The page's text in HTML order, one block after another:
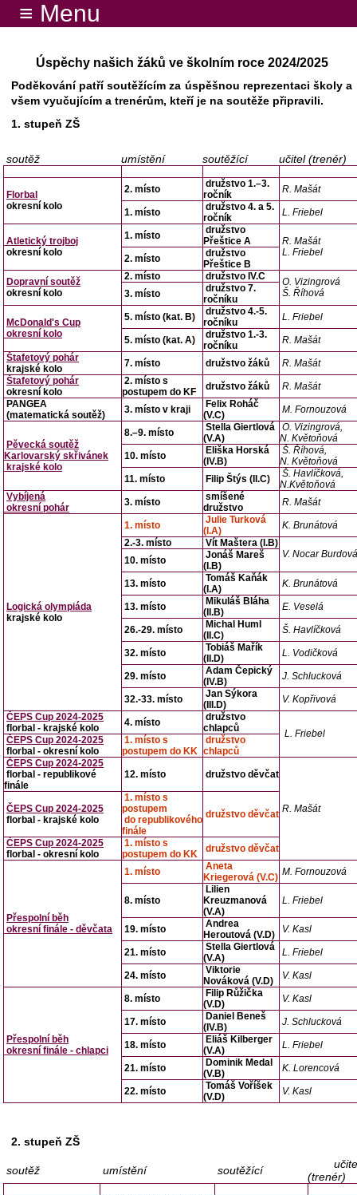
≡ Menu
Úspěchy našich žáků ve školním roce 2024/2025
Poděkování patří soutěžícím za úspěšnou reprezentaci školy a
všem vyučujícím a trenérům, kteří je na soutěže připravili.
1. stupeň ZŠ
soutěž umístění soutěžící učitel (trenér)
Florbal
okresní kolo
2. místo
družstvo 1.–3.
ročník
R. Mašát
1. místo
družstvo 4. a 5.
ročník
L. Friebel
Atletický trojboj
okresní kolo
1. místo
družstvo
Přeštice A
R. Mašát
L. Friebel
2. místo
družstvo
Přeštice B
Dopravní soutěž
okresní kolo
2. místo družstvo IV.C
O. Vizingrová
Š. Říhová
3. místo
družstvo 7.
ročníku
McDonald's Cup
okresní kolo
5. místo (kat. B)
družstvo 4.-5.
ročníku
L. Friebel
5. místo (kat. A)
družstvo 1.-3.
ročníku
R. Mašát
Štafetový pohár
krajské kolo
7. místo družstvo žáků
R. Mašát
Štafetový pohár
okresní kolo
2. místo s
postupem do KF
družstvo žáků
R. Mašát
PANGEA
(matematická soutěž)
3. místo v kraji
Felix Roháč
(V.C)
M. Fornouzová
Pěvecká soutěž
Karlovarský skřivánek
krajské kolo
8.–9. místo
Stella Giertlová
(V.A)
O. Vizingrová,
N. Květoňová
10. místo
Eliška Horská
(IV.B)
Š. Říhová,
N. Květoňová
11. místo
Filip Štýs (II.C)
Š. Havlíčková,
N.Květoňová
Vybíjená
okresní pohár
3. místo
smíšené
družstvo
R. Mašát
Logická olympiáda
krajské kolo
1. místo
Julie Turková
(I.A)
K. Brunátová
2.-3. místo
Vít Maštera (I.B)
V. Nocar Burdová
10. místo
Jonáš Mareš
(I.B)
13. místo
Tomáš Kaňák
(I.A)
K. Brunátová
13. místo
Mikuláš Bláha
(II.B)
E. Veselá
26.-29. místo
Michal Huml
(II.C)
Š. Havlíčková
32. místo
Tobiáš Mařík
(II.D)
L. Vodičková
29. místo
Adam Čepický
(IV.B)
J. Schlucková
32.-33. místo
Jan Sýkora
(III.D)
V. Kopřivová
ČEPS Cup 2024-2025
florbal - krajské kolo
4. místo
družstvo
chlapců
L. Friebel
ČEPS Cup 2024-2025
florbal - okresní kolo
1. místo s
postupem do KK
družstvo
chlapců
ČEPS Cup 2024-2025
florbal - republikové
finále
12. místo družstvo děvčat
R. Mašát
ČEPS Cup 2024-2025
florbal - krajské kolo
1. místo s
postupem
do republikového
finále
družstvo děvčat
ČEPS Cup 2024-2025
florbal - okresní kolo
1. místo s
postupem do KK
družstvo děvčat
Přespolní běh
okresní finále - děvčata
1. místo
Aneta
Kriegerová (V.C) M. Fornouzová
8. místo
Lilien
Kreuzmanová
(V.A)
L. Friebel
19. místo
Andrea
Heroutová (V.D)
V. Kasl
21. místo
Stella Giertlová
(V.A)
L. Friebel
24. místo
Viktorie
Nováková (V.D)
V. Kasl
Přespolní běh
okresní finále - chlapci
8. místo
Filip Růžička
(V.D)
V. Kasl
17. místo
Daniel Beneš
(IV.B)
J. Schlucková
18. místo
Eliáš Kilberger
(V.A)
L. Friebel
21. místo
Dominik Medal
(V.B)
K. Lorencová
22. místo
Tomáš Voříšek
(V.D)
V. Kasl
2. stupeň ZŠ
soutěž umístění soutěžící
(trenér)